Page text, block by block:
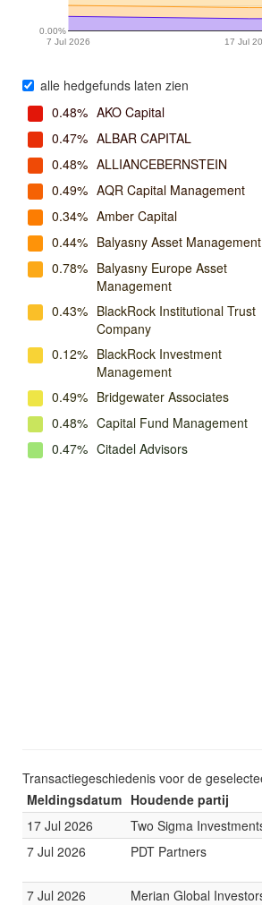
7 Jul 2026 17 Jul
0.00%
alle hedgefunds laten zien
0.48% AKO Capital
0.47% ALBAR CAPITAL
0.48% ALLIANCEBERNSTEIN
0.49% AQR Capital Management
0.34% Amber Capital
0.44% Balyasny Asset Management
0.78% Balyasny Europe Asset
Management
0.43% BlackRock Institutional Trust
Company
0.12% BlackRock Investment
Management
0.49% Bridgewater Associates
0.48% Capital Fund Management
0.47% Citadel Advisors
Transactiegeschiedenis voor de
Meldingsdatum Houdende partij
17 Jul 2026
Two Sigma
7 Jul 2026
PDT Partners
7 Jul 2026 Merian Global